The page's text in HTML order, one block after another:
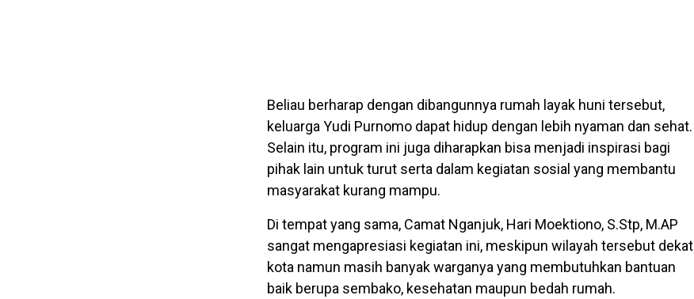
Beliau berharap dengan dibangunnya rumah layak huni tersebut,
keluarga Yudi Purnomo dapat hidup dengan lebih nyaman dan sehat.
Selain itu, program ini juga diharapkan bisa menjadi inspirasi bagi
pihak lain untuk turut serta dalam kegiatan sosial yang membantu
masyarakat kurang mampu.
Di tempat yang sama, Camat Nganjuk, Hari Moektiono, S.Stp, M.AP
sangat mengapresiasi kegiatan ini, meskipun wilayah tersebut dekat
kota namun masih banyak warganya yang membutuhkan bantuan
baik berupa sembako, kesehatan maupun bedah rumah.